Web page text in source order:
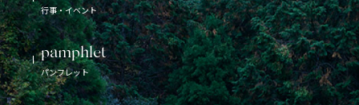
行事・イベント
pamphlet
パンフレット